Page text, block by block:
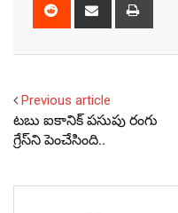
Previous article
టబు ఐకానిక్ పసుపు రంగు
గ్రేస్‌ని పెంచేసింది..